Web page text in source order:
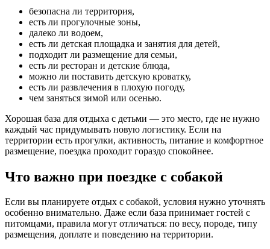
безопасна ли территория,
есть ли прогулочные зоны,
далеко ли водоем,
есть ли детская площадка и занятия для детей,
подходит ли размещение для семьи,
есть ли ресторан и детские блюда,
можно ли поставить детскую кроватку,
есть ли развлечения в плохую погоду,
чем заняться зимой или осенью.
Хорошая база для отдыха с детьми — это место, где не нужно
каждый час придумывать новую логистику. Если на
территории есть прогулки, активность, питание и комфортное
размещение, поездка проходит гораздо спокойнее.
Что важно при поездке с собакой
Если вы планируете отдых с собакой, условия нужно уточнять
особенно внимательно. Даже если база принимает гостей с
питомцами, правила могут отличаться: по весу, породе, типу
размещения, доплате и поведению на территории.